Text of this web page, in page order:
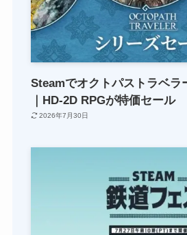
Steamでオクトパストラベラ
｜HD-2D RPGが特価セール
2026年7月30日